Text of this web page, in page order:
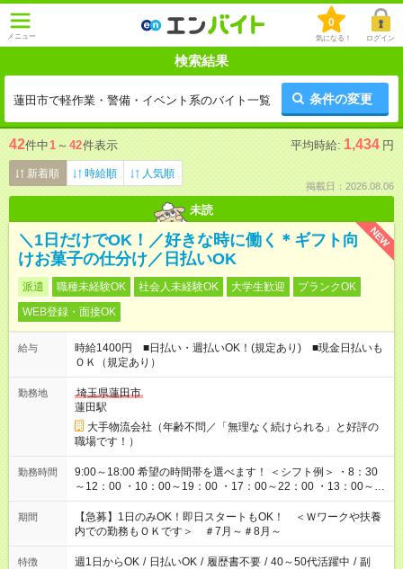
メニュー
0
気になる！ ログイン
検索結果
蓮田市で軽作業・警備・イベント系のバイト一覧 条件の変更
42件中1 ～ 42件表示 平均時給: 1,434 円
新着順 時給順 人気順
掲載日：2026.08.06
未読
NEW
＼1日だけでOK！／好きな時に働く＊ギフト向
けお菓子の仕分け／日払いOK
派遣 職種未経験OK 社会人未経験OK 大学生歓迎
ブランクOK
WEB登録・面接OK
給与
時給1400円 ■日払い・週払いOK！(規定あり) ■現金日払いも
ＯＫ（規定あり）
勤務地
埼玉県蓮田市
蓮田駅
大手物流会社（年齢不問／「無理なく続けられる」と好評の
職場です！）
勤務時間
9:00～18:00 希望の時間帯を選べます！ ＜シフト例＞ ・8：30
～12：00 ・10：00～19：00 ・17：00～22：00 ・13：00～
22：00 ・22：00～翌6：00 など
期間
【急募】1日のみOK！即日スタートもOK！ ＜Ｗワークや扶養
内での勤務もＯＫです＞ ＃7月～＃8月～
特徴 週1日からOK / 日払いOK / 履歴書不要 / 40～50代活躍中 / 副